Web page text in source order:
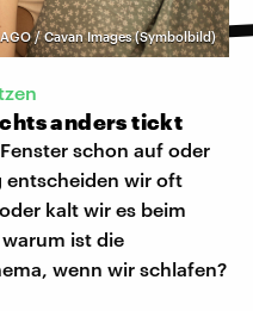
/ Cavan Images (Symbolbild)
anders tickt
schon auf oder
entscheiden wir oft
kalt wir es beim
ist die
wenn wir schlafen?